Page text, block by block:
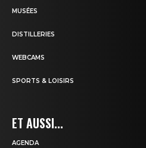
MUSÉES
DISTILLERIES
WEBCAMS
SPORTS & LOISIRS
ET AUSSI...
AGENDA